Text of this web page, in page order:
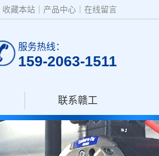
收藏本站 产品中心 在线留言
服务热线：
159-2063-1511
联系赣工